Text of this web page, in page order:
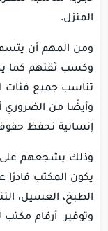
المنزل.
ومن المهم أن يتسم
وكسب ثقتهم كما
تناسب جميع فئات
وأيضًا من الضروري
إنسانية تحفظ
وذلك يشجعهم على
يكون المكتب
الطبخ، الغسيل،
وتوفير أرقام مكتب